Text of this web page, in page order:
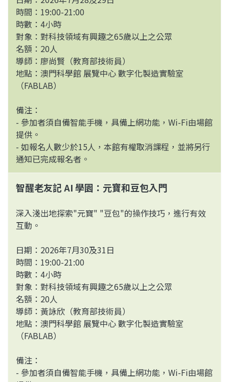
時間：19:00-21:00
時數：4小時
對象：對科技領域有興趣之65歲以上之公眾
名額：20人
導師：廖尚賢（教育部技術員）
地點：澳門科學館 展覽中心 數字化製造實驗室
（FABLAB）
備注：
- 參加者須自備智能手機，具備上網功能，Wi-Fi由場館
提供。
- 如報名人數少於15人，本館有權取消課程，並將另行
通知已完成報名者。
智醒老友記 AI 學園：元寶和豆包入門
深入淺出地探索"元寶" "豆包"的操作技巧，進行有效
互動。
日期：2026年7月30及31日
時間：19:00-21:00
時數：4小時
對象：對科技領域有興趣之65歲以上之公眾
名額：20人
導師：黃詠欣（教育部技術員）
地點：澳門科學館 展覽中心 數字化製造實驗室
（FABLAB）
備注：
- 參加者須自備智能手機，具備上網功能，Wi-Fi由場館